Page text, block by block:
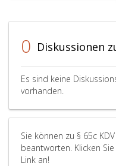
0 Diskussionen
Es sind keine
vorhanden.
Sie können zu § 65c
beantworten. Klicken
Link an!